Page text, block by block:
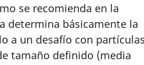
se recomienda en la
determina básicamente la
a un desafío con partículas
tamaño definido (media